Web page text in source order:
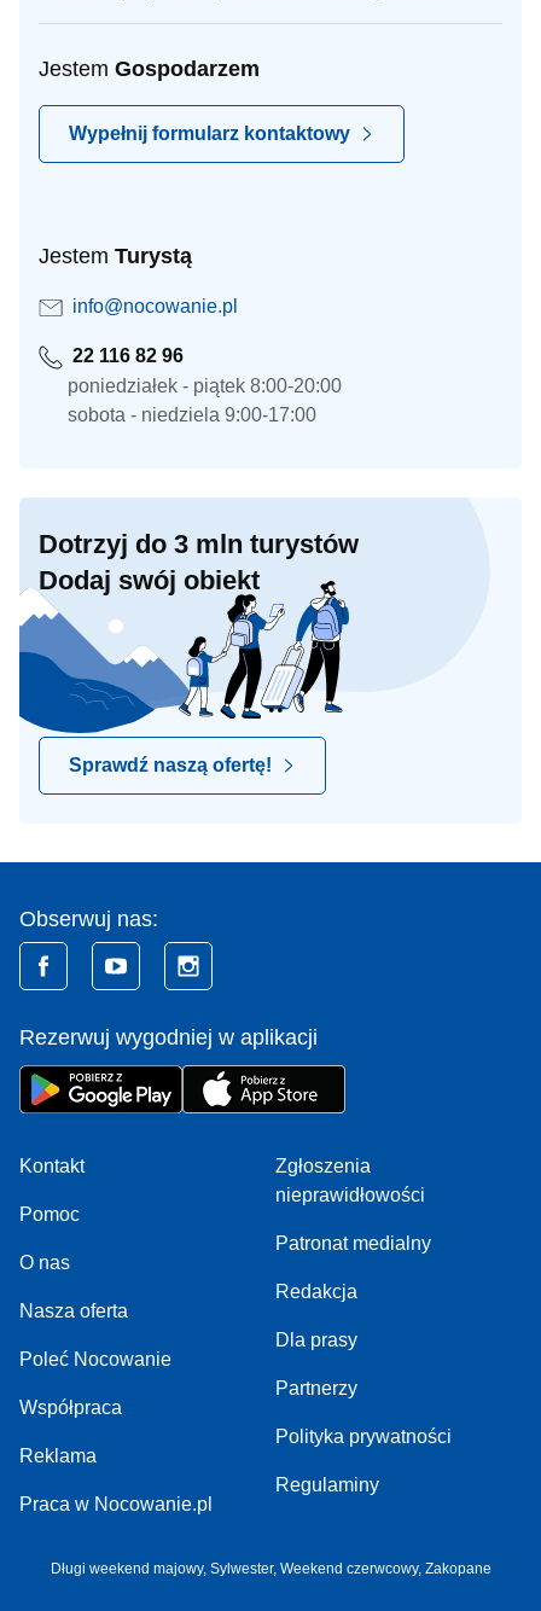
Jestem Gospodarzem
Wypełnij formularz kontaktowy
Jestem Turystą
info@nocowanie.pl
22 116 82 96
poniedziałek - piątek 8:00-20:00
sobota - niedziela 9:00-17:00
Dotrzyj do 3 mln turystów
Dodaj swój obiekt
Sprawdź naszą ofertę!
Obserwuj nas:
Rezerwuj wygodniej w aplikacji
Kontakt
Pomoc
O nas
Nasza oferta
Poleć Nocowanie
Współpraca
Reklama
Praca w Nocowanie.pl
Zgłoszenia
nieprawidłowości
Patronat medialny
Redakcja
Dla prasy
Partnerzy
Polityka prywatności
Regulaminy
Długi weekend majowy, Sylwester, Weekend czerwcowy, Zakopane